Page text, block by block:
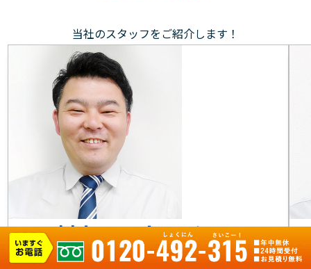
当社のスタッフをご紹介します！
村上 マネージャー
元気で笑顔を大切に、お客様のもとへ駆けつけます！お 目